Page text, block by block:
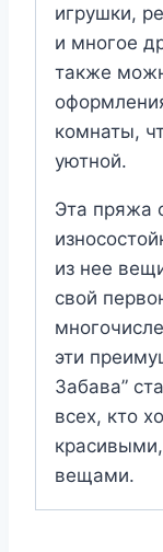
игрушки,
и многое
также
комнаты,
уютной.
Эта пряжа
из нее
свой
эти
Забава”
всех, кто
вещами.